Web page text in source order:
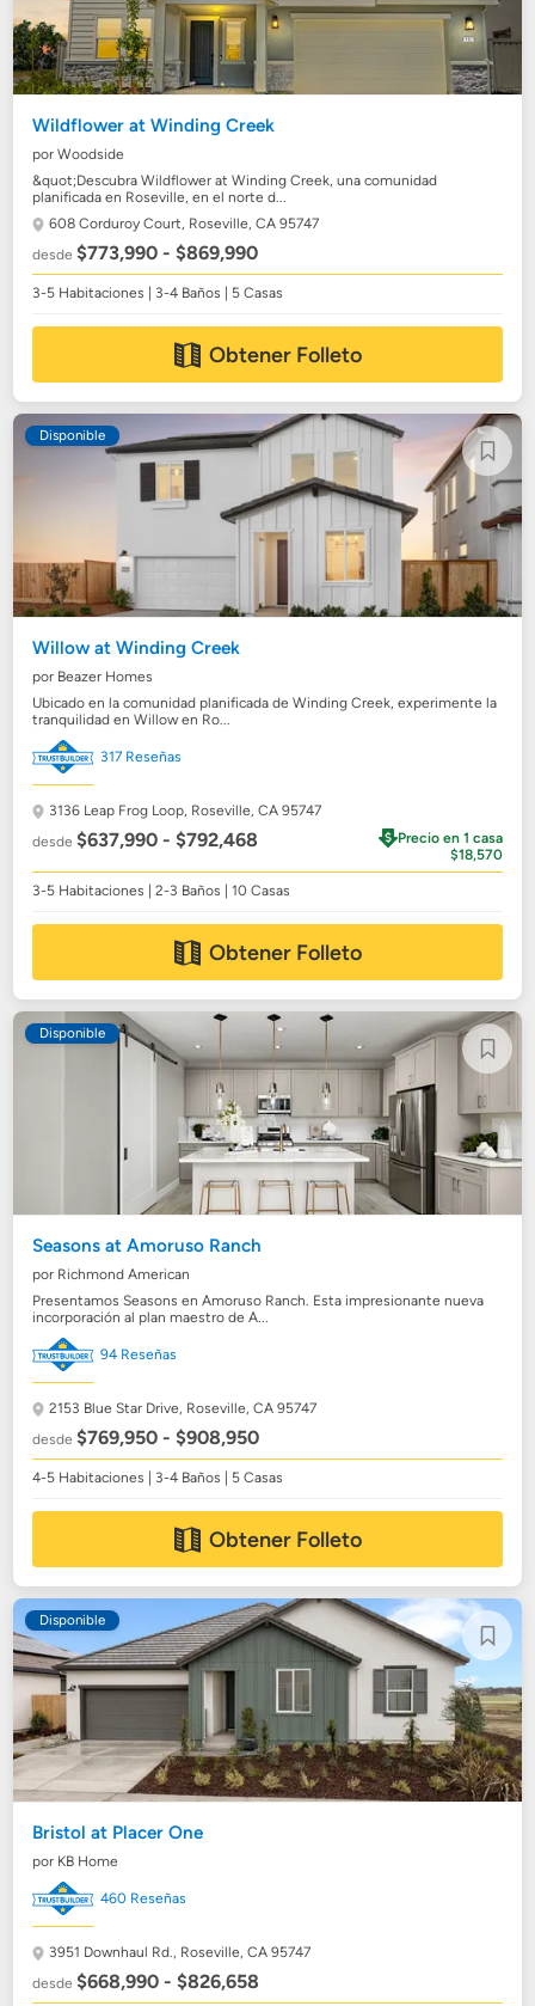
Wildflower at Winding Creek
por Woodside
&quot;Descubra Wildflower at Winding Creek, una comunidad
planificada en Roseville, en el norte d...
608 Corduroy Court, Roseville, CA 95747
desde$773,990 - $869,990
3-5 Habitaciones | 3-4 Baños | 5 Casas
Obtener Folleto
Disponible
Willow at Winding Creek
por Beazer Homes
Ubicado en la comunidad planificada de Winding Creek, experimente la
tranquilidad en Willow en Ro...
317 Reseñas
3136 Leap Frog Loop, Roseville, CA 95747
desde$637,990 - $792,468
Precio en 1 casa
$18,570
3-5 Habitaciones | 2-3 Baños | 10 Casas
Obtener Folleto
Disponible
Seasons at Amoruso Ranch
por Richmond American
Presentamos Seasons en Amoruso Ranch. Esta impresionante nueva
incorporación al plan maestro de A...
94 Reseñas
2153 Blue Star Drive, Roseville, CA 95747
desde$769,950 - $908,950
4-5 Habitaciones | 3-4 Baños | 5 Casas
Obtener Folleto
Disponible
Bristol at Placer One
por KB Home
460 Reseñas
3951 Downhaul Rd., Roseville, CA 95747
desde$668,990 - $826,658